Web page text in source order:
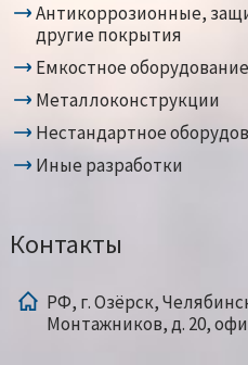
Антикоррозионные,
другие покрытия
Емкостное оборудование
Металлоконструкции
Нестандартное
Иные разработки
Контакты
РФ, г. Озёрск,
Монтажников, д. 20,